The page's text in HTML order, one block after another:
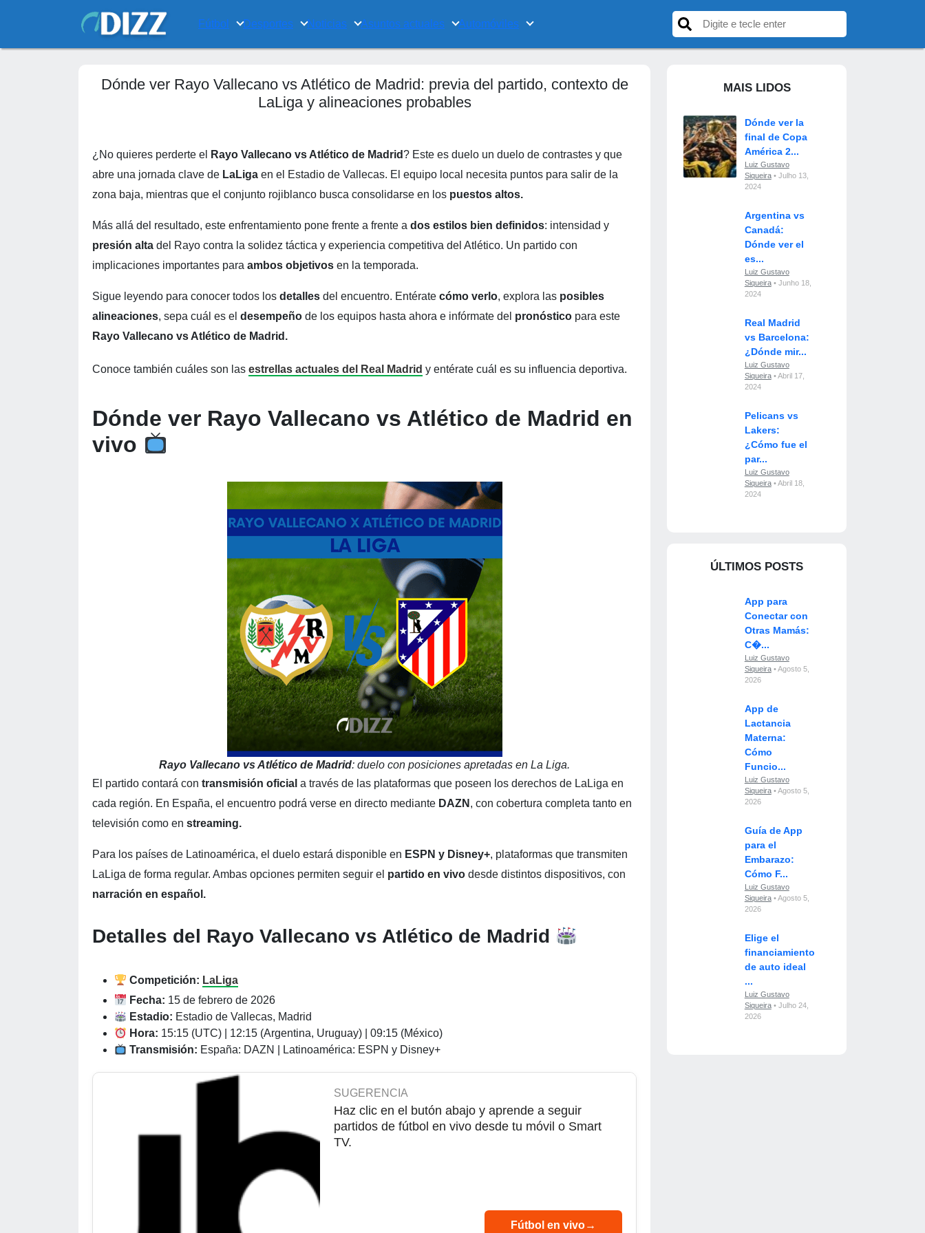
Fútbol Desportes Noticias Asuntos actuales Automóviles
Dónde ver Rayo Vallecano vs Atlético de Madrid: previa del partido, contexto de
LaLiga y alineaciones probables
¿No quieres perderte el Rayo Vallecano vs Atlético de Madrid? Este es duelo un duelo de contrastes y que
abre una jornada clave de LaLiga en el Estadio de Vallecas. El equipo local necesita puntos para salir de la
zona baja, mientras que el conjunto rojiblanco busca consolidarse en los puestos altos.
Más allá del resultado, este enfrentamiento pone frente a frente a dos estilos bien definidos: intensidad y
presión alta del Rayo contra la solidez táctica y experiencia competitiva del Atlético. Un partido con
implicaciones importantes para ambos objetivos en la temporada.
Sigue leyendo para conocer todos los detalles del encuentro. Entérate cómo verlo, explora las posibles
alineaciones, sepa cuál es el desempeño de los equipos hasta ahora e infórmate del pronóstico para este
Rayo Vallecano vs Atlético de Madrid.
Conoce también cuáles son las estrellas actuales del Real Madrid y entérate cuál es su influencia deportiva.
Dónde ver Rayo Vallecano vs Atlético de Madrid en
vivo
Rayo Vallecano vs Atlético de Madrid: duelo con posiciones apretadas en La Liga.
El partido contará con transmisión oficial a través de las plataformas que poseen los derechos de LaLiga en
cada región. En España, el encuentro podrá verse en directo mediante DAZN , con cobertura completa tanto en
televisión como en streaming.
Para los países de Latinoamérica, el duelo estará disponible en ESPN y Disney+, plataformas que transmiten
LaLiga de forma regular. Ambas opciones permiten seguir el partido en vivo desde distintos dispositivos, con
narración en español.
Detalles del Rayo Vallecano vs Atlético de Madrid
Competición: LaLiga
Fecha: 15 de febrero de 2026
Estadio: Estadio de Vallecas, Madrid
Hora: 15:15 (UTC) | 12:15 (Argentina, Uruguay) | 09:15 (México)
Transmisión: España: DAZN | Latinoamérica: ESPN y Disney+
SUGERENCIA
Haz clic en el butón abajo y aprende a seguir
partidos de fútbol en vivo desde tu móvil o Smart
TV.
Fútbol en vivo→
MAIS LIDOS
Dónde ver la
final de Copa
América 2...
Luiz Gustavo
Siqueira• Julho 13,
2024
Argentina vs
Canadá:
Dónde ver el
es...
Luiz Gustavo
Siqueira• Junho 18,
2024
Real Madrid
vs Barcelona:
¿Dónde mir...
Luiz Gustavo
Siqueira• Abril 17,
2024
Pelicans vs
Lakers:
¿Cómo fue el
par...
Luiz Gustavo
Siqueira• Abril 18,
2024
ÚLTIMOS POSTS
App para
Conectar con
Otras Mamás:
C�...
Luiz Gustavo
Siqueira• Agosto 5,
2026
App de
Lactancia
Materna:
Cómo
Funcio...
Luiz Gustavo
Siqueira• Agosto 5,
2026
Guía de App
para el
Embarazo:
Cómo F...
Luiz Gustavo
Siqueira• Agosto 5,
2026
Elige el
financiamiento
de auto ideal
...
Luiz Gustavo
Siqueira• Julho 24,
2026